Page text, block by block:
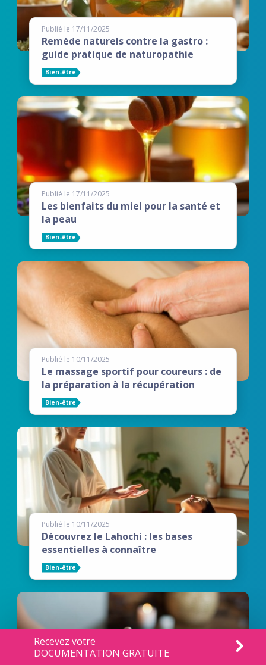
Publié le 17/11/2025
Remède naturels contre la gastro :
guide pratique de naturopathie
Bien-être
Publié le 17/11/2025
Les bienfaits du miel pour la santé et
la peau
Bien-être
Publié le 10/11/2025
Le massage sportif pour coureurs : de
la préparation à la récupération
Bien-être
Publié le 10/11/2025
Découvrez le Lahochi : les bases
essentielles à connaître
Bien-être
Recevez votre
DOCUMENTATION GRATUITE